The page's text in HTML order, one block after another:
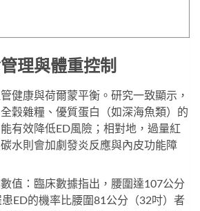
理與體重控制
健康與荷爾蒙平衡。研究一致顯示，
穀雜糧、優質蛋白（如深海魚類）的
有效降低ED風險；相對地，過量紅
水則會加劇發炎反應與內皮功能障
值：臨床數據指出，腰圍達107公分
患ED的機率比腰圍81公分（32吋）者